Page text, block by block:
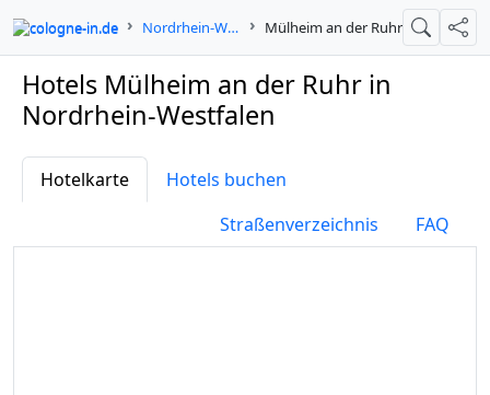
cologne-in.de Nordrhein-Westfalen Mülheim an der Ruhr Suche
Hotels Mülheim an der Ruhr in
Nordrhein-Westfalen
Hotelkarte
Hotels buchen
Straßenverzeichnis
FAQ